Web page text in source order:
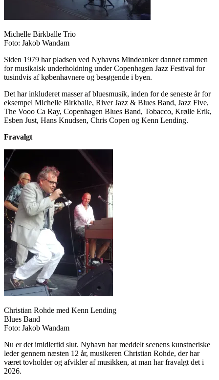
Michelle Birkballe Trio
Foto: Jakob Wandam
Siden 1979 har pladsen ved Nyhavns Mindeanker dannet rammen
for musikalsk underholdning under Copenhagen Jazz Festival for
tusindvis af københavnere og besøgende i byen.
Det har inkluderet masser af bluesmusik, inden for de seneste år for
eksempel Michelle Birkballe, River Jazz & Blues Band, Jazz Five,
The Vooo Ca Ray, Copenhagen Blues Band, Tobacco, Krølle Erik,
Esben Just, Hans Knudsen, Chris Copen og Kenn Lending.
Fravalgt
Christian Rohde med Kenn Lending
Blues Band
Foto: Jakob Wandam
Nu er det imidlertid slut. Nyhavn har meddelt scenens kunstneriske
leder gennem næsten 12 år, musikeren Christian Rohde, der har
været tovholder og afvikler af musikken, at man har fravalgt det i
2026.